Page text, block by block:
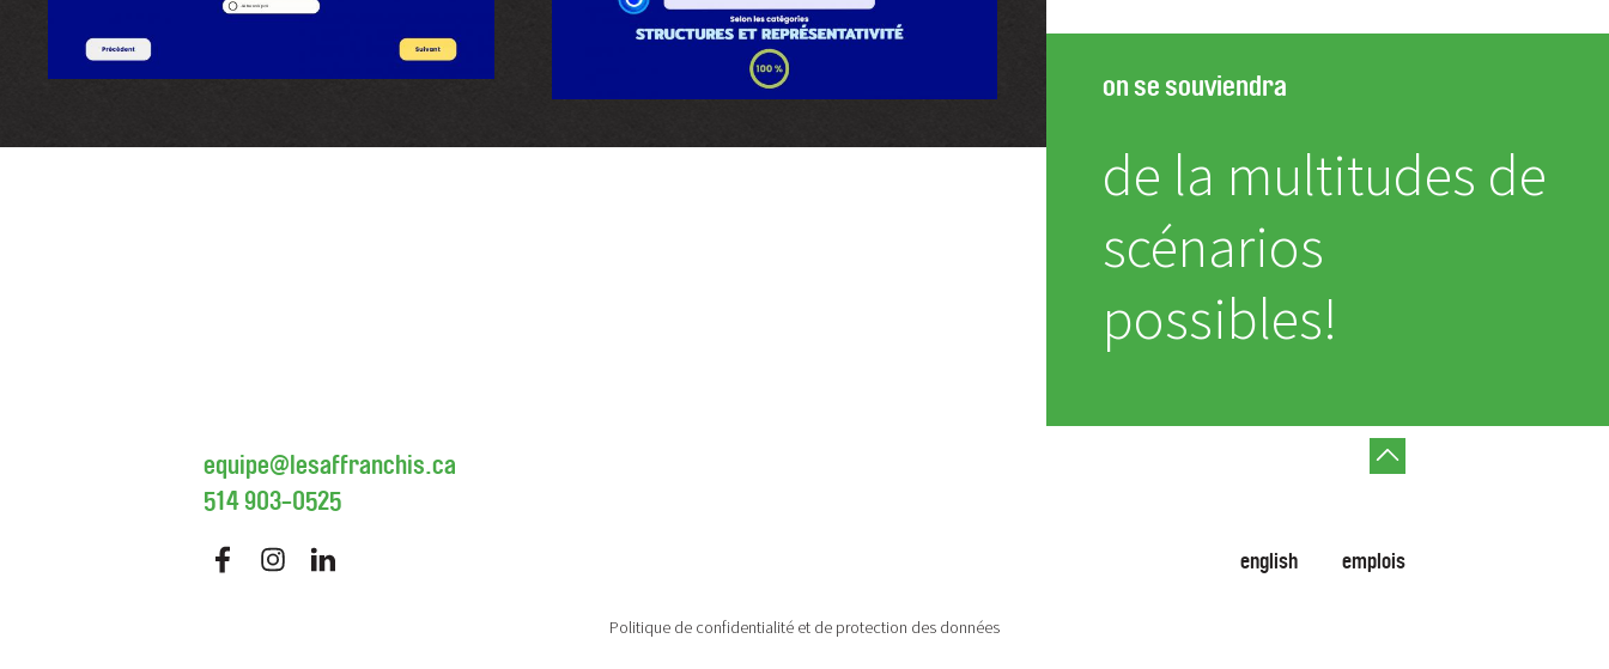
on se souviendra
de la multitudes de
scénarios
possibles!
equipe@lesaffranchis.ca
514 903-0525
english emplois
Politique de confidentialité et de protection des données